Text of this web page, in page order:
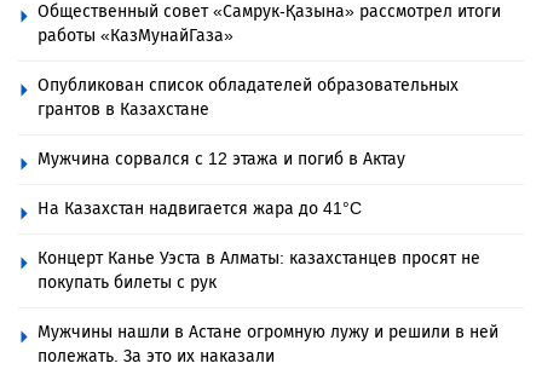
Общественный совет «Самрук-Қазына» рассмотрел итоги
работы «КазМунайГаза»
Опубликован список обладателей образовательных
грантов в Казахстане
Мужчина сорвался с 12 этажа и погиб в Актау
На Казахстан надвигается жара до 41°C
Концерт Канье Уэста в Алматы: казахстанцев просят не
покупать билеты с рук
Мужчины нашли в Астане огромную лужу и решили в ней
полежать. За это их наказали